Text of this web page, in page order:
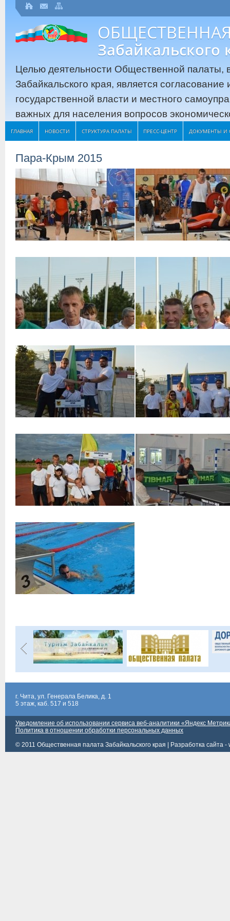
Забайкальского
Целью деятельности Общественной палаты,
Забайкальского края, является
государственной власти и местного
важных для населения вопросов
ГЛАВНАЯ НОВОСТИ СТРУКТУРА ПАЛАТЫ ПРЕСС-ЦЕНТР ДОКУМЕНТЫ И
Пара-Крым 2015
г. Чита, ул. Генерала Белика, д. 1
5 этаж, каб. 517 и 518
Уведомление об использовании сервиса веб-аналитики «Яндекс
Политика в отношении обработки персональных данных
© 2011 Общественная палата Забайкальского края |
Разработка сайта -